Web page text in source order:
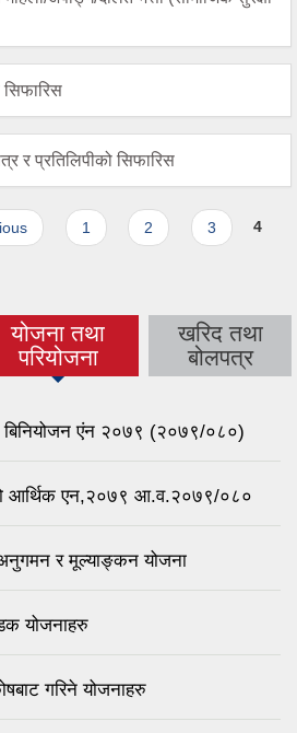
र प्रतिलिपीको सिफारिस
1 2 3 4
योजना तथा
परियोजना
(active tab)
खरिद तथा
बोलपत्र
बिनियोजन एंन २०७९ (२०७९/०८०)
आर्थिक एन,२०७९ आ.व.२०७९/०८०
र मूल्याङ्कन योजना
योजनाहरु
गरिने योजनाहरु